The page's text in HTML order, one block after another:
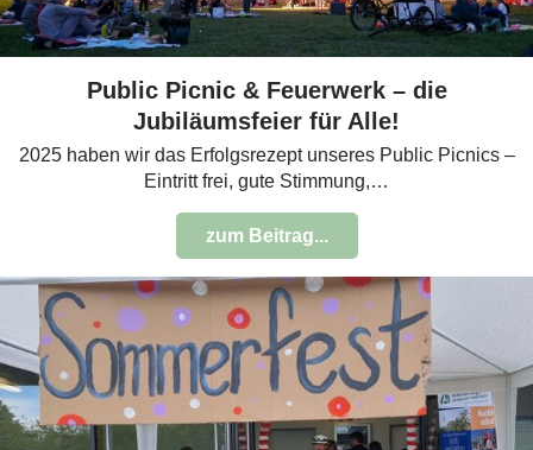
Public Picnic & Feuerwerk – die
Jubiläumsfeier für Alle!
2025 haben wir das Erfolgsrezept unseres Public Picnics –
Eintritt frei, gute Stimmung,…
zum Beitrag...